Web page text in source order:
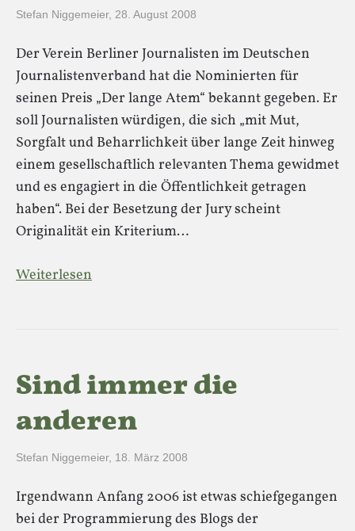
Stefan Niggemeier, 28. August 2008
Der Verein Berliner Journalisten im Deutschen
Journalistenverband hat die Nominierten für
seinen Preis „Der lange Atem“ bekannt gegeben. Er
soll Journalisten würdigen, die sich „mit Mut,
Sorgfalt und Beharrlichkeit über lange Zeit hinweg
einem gesellschaftlich relevanten Thema gewidmet
und es engagiert in die Öffentlichkeit getragen
haben“. Bei der Besetzung der Jury scheint
Originalität ein Kriterium…
Weiterlesen
Sind immer die
anderen
Stefan Niggemeier, 18. März 2008
Irgendwann Anfang 2006 ist etwas schiefgegangen
bei der Programmierung des Blogs der